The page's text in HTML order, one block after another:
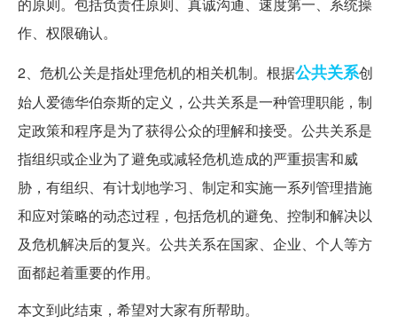
作、权限确认。
2、危机公关是指处理危机的相关机制。根据公共关系创
始人爱德华伯奈斯的定义，公共关系是一种管理职能，制
定政策和程序是为了获得公众的理解和接受。公共关系是
指组织或企业为了避免或减轻危机造成的严重损害和威
胁，有组织、有计划地学习、制定和实施一系列管理措施
和应对策略的动态过程，包括危机的避免、控制和解决以
及危机解决后的复兴。公共关系在国家、企业、个人等方
面都起着重要的作用。
本文到此结束，希望对大家有所帮助。